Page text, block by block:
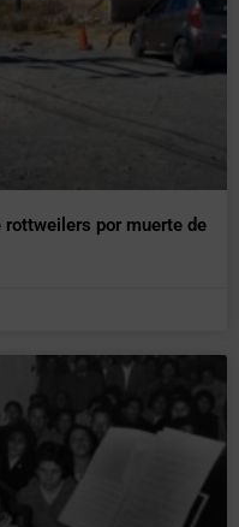
por muerte de